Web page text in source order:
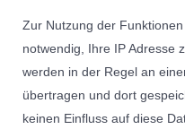
Zur Nutzung der
notwendig, Ihre IP Adresse
werden in der Regel an
übertragen und dort
keinen Einfluss auf diese